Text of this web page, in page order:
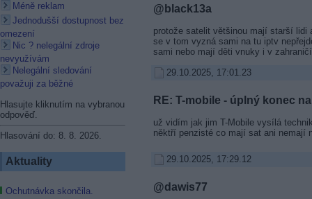
Méně reklam
Jednodušší dostupnost bez
omezení
Nic ? nelegální zdroje
nevyužívám
Nelegální sledování
považuji za běžné
Hlasujte kliknutím na vybranou
odpověď.
Hlasování do: 8. 8. 2026.
Aktuality
Ochutnávka skončila.
@black13a
protože satelit většinou mají starší lidi
se v tom vyzná sami na tu iptv
sami nebo mají děti vnuky i v
29.10.2025, 17:01.23
RE: T-mobile - úplný konec
už vidím jak jim T-Mobile vysílá
něktří penzisté co mají sat ani nemají
29.10.2025, 17:29.12
@dawis77